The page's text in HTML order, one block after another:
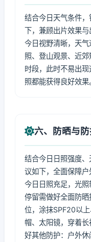
结合今日天气条件
下，兼顾出片效果与
今日视野清晰，天
照、登山观景、近
时段，此时不易出
照都能获得良好效果
六、防晒与防
结合今日日照强度
议如下，全面保障户
今日日照充足，光
停留需做好全面防
位，涂抹SPF20以
帽、太阳镜，穿着
好其他防护：户外